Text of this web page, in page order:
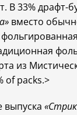
В 33% драфт-
вместо
из
of packs.>